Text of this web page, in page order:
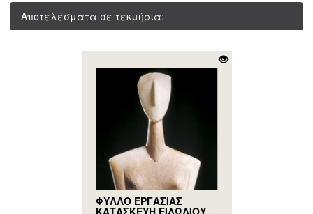
Αποτελέσματα σε τεκμήρια:
ΦΥΛΛΟ ΕΡΓΑΣΙΑΣ
ΚΑΤΑΣΚΕΥΗ ΕΙΔΩΛΙΟΥ...